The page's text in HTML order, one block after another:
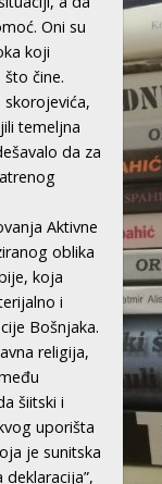
Oni su
koji
čine.
temeljna
da za
Aktivne
oblika
koja
i
Bošnjaka.
religija,
šiitski i
uporišta
je sunitska
deklaracija”,